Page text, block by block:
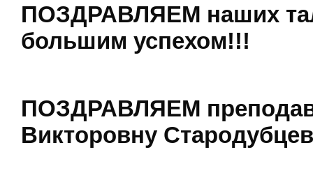
ПОЗДРАВЛЯЕМ наших
большим успехом!!!
ПОЗДРАВЛЯЕМ
Викторовну